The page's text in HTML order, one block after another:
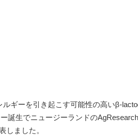
ギーを引き起こす可能性の高いβ-
誕生でニュージーランドの
しました。